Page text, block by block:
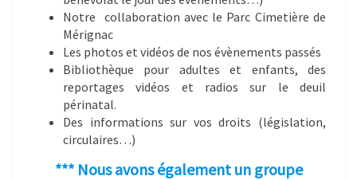
Notre collaboration avec le Parc Cimetière de
Mérignac
Les photos et vidéos de nos évènements passés
Bibliothèque pour adultes et enfants, des
reportages vidéos et radios sur le deuil
périnatal.
Des informations sur vos droits (législation,
circulaires…)
*** Nous avons également un groupe